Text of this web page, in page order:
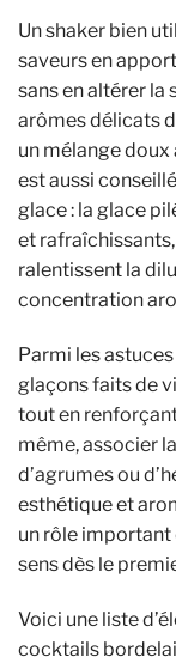
Un shaker bien
saveurs en
sans en altérer la
arômes délicats
un mélange doux
est aussi
glace : la glace
et
ralentissent la
concentration
Parmi les
glaçons faits de
tout en
même, associer
d’agrumes ou
esthétique et
un rôle important
sens dès le
Voici une liste
cocktails